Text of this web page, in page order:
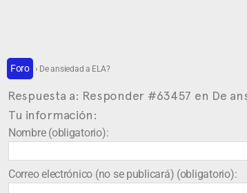
Foro › De ansiedad a ELA?
Respuesta a: Responder #63457 en De
Tu información:
Nombre (obligatorio):
Correo electrónico (no se publicará) (obligatorio):